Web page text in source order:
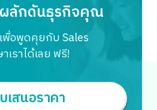
ผลักดันธุรกิจคุณ
พื่อพูดคุยกับ Sales
เราได้เลย ฟรี!
เสนอราคา